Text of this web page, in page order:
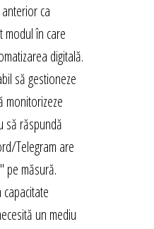
ca
modul în care
digitală.
să gestioneze
monitorizeze
să răspundă
Telegram are
pe măsură.
un mediu